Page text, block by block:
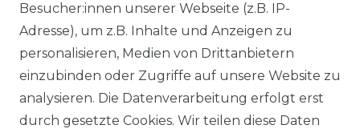
KLIMA- UND UMWELTSCHUTZ
LEXIKON
UNTERNEHMEN
Besucher:innen unserer Webseite (z.B. IP-
Adresse), um z.B. Inhalte und Anzeigen zu
personalisieren, Medien von Drittanbietern
einzubinden oder Zugriffe auf unsere Website zu
analysieren. Die Datenverarbeitung erfolgt erst
durch gesetzte Cookies. Wir teilen diese Daten